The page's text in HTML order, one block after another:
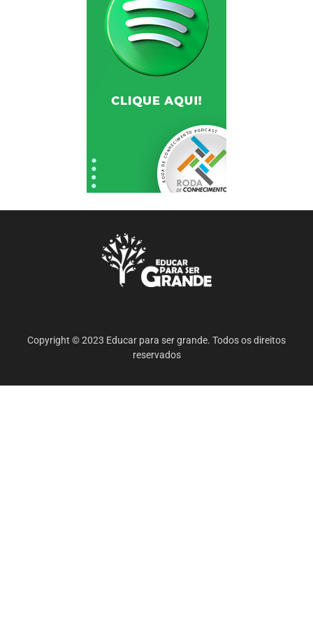
Copyright © 2023 Educar para ser grande. Todos os direitos
reservados